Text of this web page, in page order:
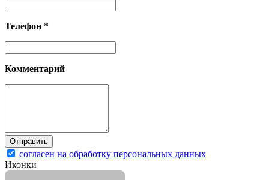
Телефон *
Комментарий
согласен на обработку персональных данных
Иконки